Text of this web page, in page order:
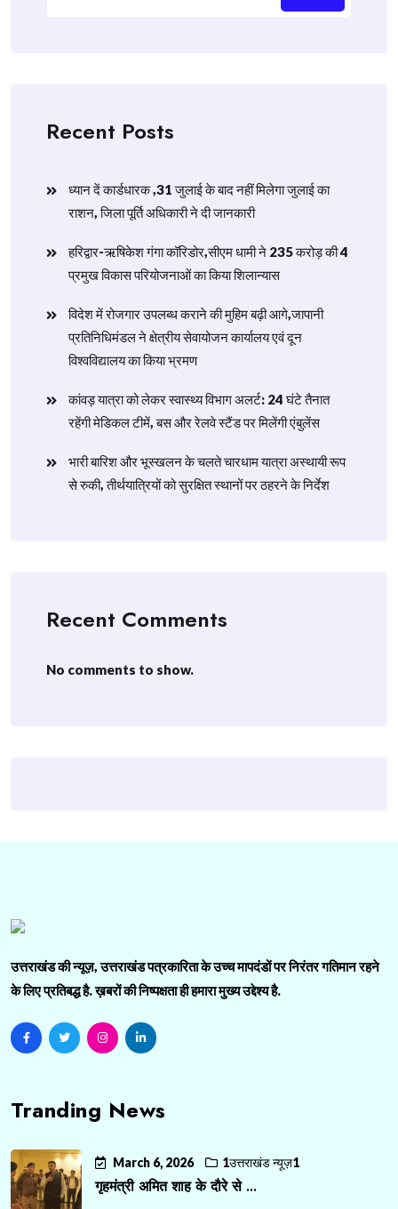
Recent Posts
ध्यान दें कार्डधारक ,31 जुलाई के बाद नहीं मिलेगा जुलाई का
राशन, जिला पूर्ति अधिकारी ने दी जानकारी
हरिद्वार-ऋषिकेश गंगा कॉरिडोर,सीएम धामी ने 235 करोड़ की 4
प्रमुख विकास परियोजनाओं का किया शिलान्यास
विदेश में रोजगार उपलब्ध कराने की मुहिम बढ़ी आगे,जापानी
प्रतिनिधिमंडल ने क्षेत्रीय सेवायोजन कार्यालय एवं दून
विश्वविद्यालय का किया भ्रमण
​कांवड़ यात्रा को लेकर स्वास्थ्य विभाग अलर्ट: 24 घंटे तैनात
रहेंगी मेडिकल टीमें, बस और रेलवे स्टैंड पर मिलेंगी एंबुलेंस
​भारी बारिश और भूस्खलन के चलते चारधाम यात्रा अस्थायी रूप
से रुकी, तीर्थयात्रियों को सुरक्षित स्थानों पर ठहरने के निर्देश
Recent Comments
No comments to show.
उत्तराखंड की न्यूज़, उत्तराखंड पत्रकारिता के उच्च मापदंडों पर निरंतर गतिमान रहने
के लिए प्रतिबद्ध है. ख़बरों की निष्पक्षता ही हमारा मुख्य उद्देश्य है.
Tranding News
March 6, 2026 1उत्तराखंड न्यूज़1
गृहमंत्री अमित शाह के दौरे से ...